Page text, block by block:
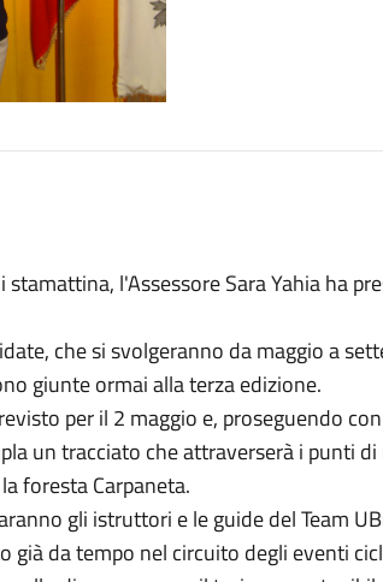
l'Assessore Sara Yahia ha
che si svolgeranno da maggio a
giunte ormai alla terza edizione.
per il 2 maggio e, proseguendo
un tracciato che attraverserà i punti
foresta Carpaneta.
gli istruttori e le guide del Team
già da tempo nel circuito degli eventi